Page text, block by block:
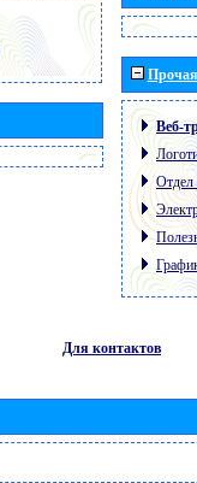
Веб-
Отдел
Для контактов